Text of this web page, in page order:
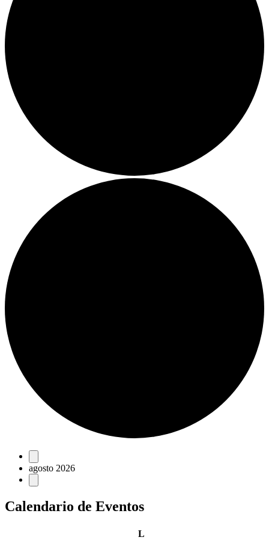
Eventos
agosto 2026
Calendario de Eventos
Llunes